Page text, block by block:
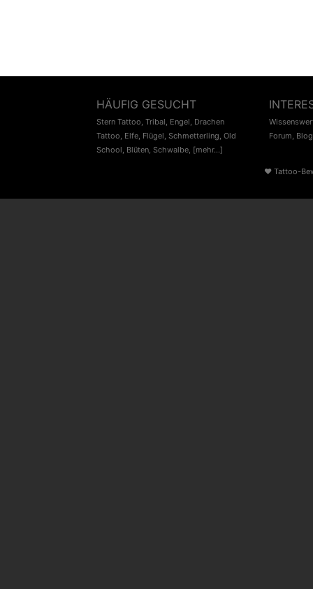
HÄUFIG GESUCHT
Stern Tattoo, Tribal, Engel, Drachen
Tattoo, Elfe, Flügel, Schmetterling, Old
School, Blüten, Schwalbe, [mehr...]
Forum, Blog
♥ Tattoo-